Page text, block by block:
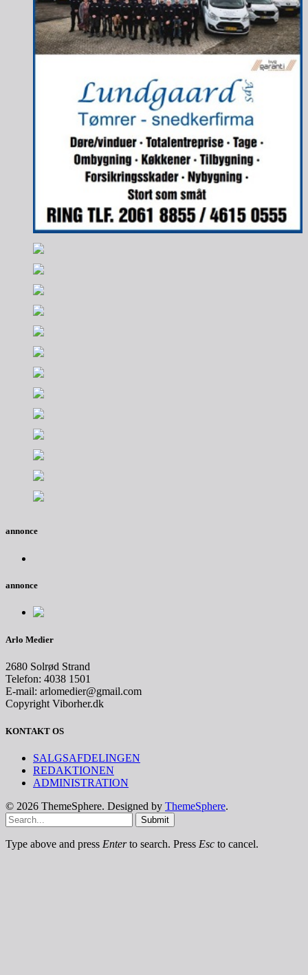
annonce
annonce
Arlo Medier
2680 Solrød Strand
Telefon: 4038 1501
E-mail: arlomedier@gmail.com
Copyright Viborher.dk
KONTAKT OS
SALGSAFDELINGEN
REDAKTIONEN
ADMINISTRATION
© 2026 ThemeSphere. Designed by ThemeSphere.
Submit
Type above and press Enterto search. Press Esc to cancel.